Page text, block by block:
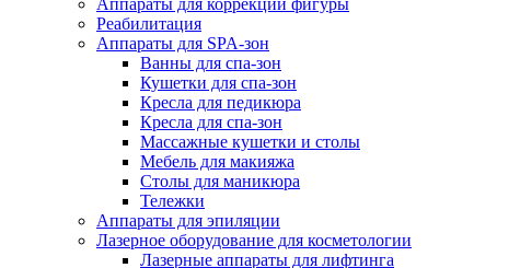
Аппараты для коррекции фигуры
Реабилитация
Аппараты для SPA-зон
Ванны для спа-зон
Кушетки для спа-зон
Кресла для педикюра
Кресла для спа-зон
Массажные кушетки и столы
Мебель для макияжа
Столы для маникюра
Тележки
Аппараты для эпиляции
Лазерное оборудование для косметологии
Лазерные аппараты для лифтинга